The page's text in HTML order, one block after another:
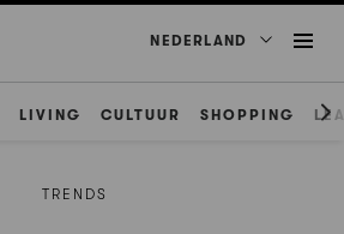
NEDERLAND
LIVING CULTUUR SHOPPING
TRENDS